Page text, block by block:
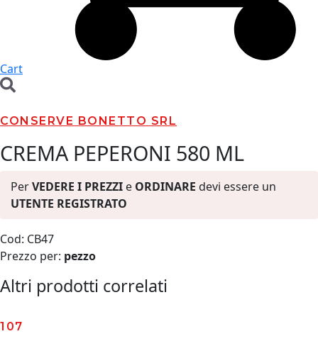
Cart
CONSERVE BONETTO SRL
CREMA PEPERONI 580 ML
PerVEDERE I PREZZI e ORDINARE devi essere un
UTENTE REGISTRATO
Cod: CB47
Prezzo per: pezzo
Altri prodotti correlati
107